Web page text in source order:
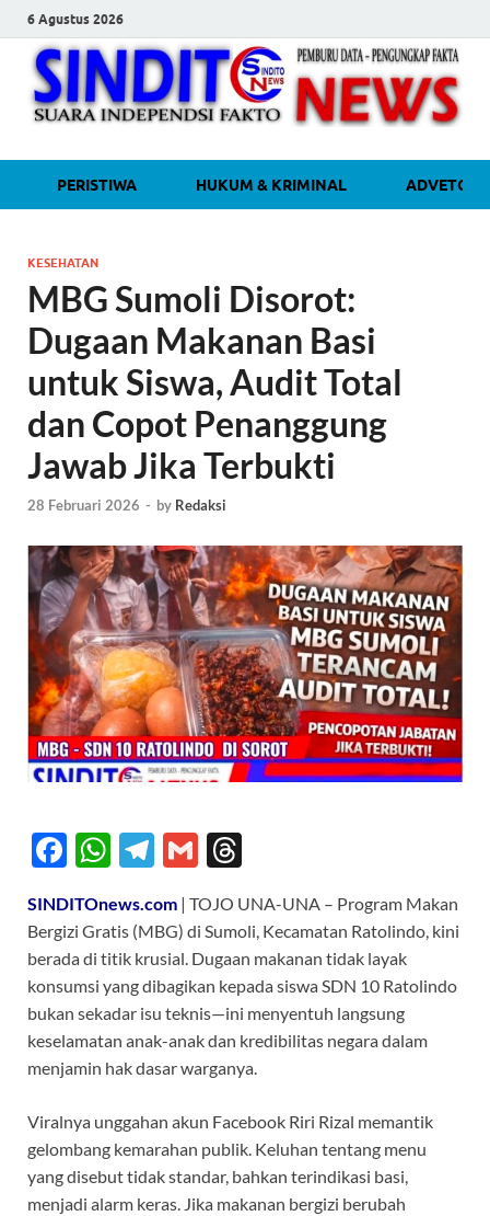
6 Agustus 2026
Media Independen Faktual dan
Terpercaya
PERISTIWA HUKUM & KRIMINAL
KESEHATAN
MBG Sumoli Disorot:
Dugaan Makanan Basi
untuk Siswa, Audit Total
dan Copot Penanggung
Jawab Jika Terbukti
28 Februari 2026 - by Redaksi
F
e
b
o
o
k
W
at
s
A
p
p
T
e
gr
a
m
G
ail e
a
ds
SINDITOnews.com | TOJO UNA-UNA – Program Makan
Bergizi Gratis (MBG) di Sumoli, Kecamatan Ratolindo, kini
berada di titik krusial. Dugaan makanan tidak layak
konsumsi yang dibagikan kepada siswa SDN 10 Ratolindo
bukan sekadar isu teknis—ini menyentuh langsung
keselamatan anak-anak dan kredibilitas negara dalam
menjamin hak dasar warganya.
Viralnya unggahan akun Facebook Riri Rizal memantik
gelombang kemarahan publik. Keluhan tentang menu
yang disebut tidak standar, bahkan terindikasi basi,
menjadi alarm keras. Jika makanan bergizi berubah